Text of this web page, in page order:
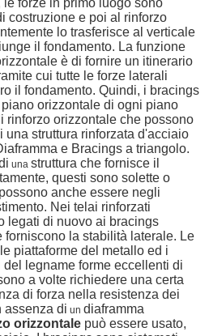
costruzione e poi al rinforzo
lo trasferisce al verticale
il fondamento. La funzione
è di fornire un itinerario
cui tutte le forze laterali
il fondamento. Quindi, i bracings
orizzontale di ogni piano
rinforzo orizzontale che possono
una struttura rinforzata d'acciaio
e Bracings a triangolo.
una struttura che fornisce il
questi sono solette o
anche essere negli
Nei telai rinforzati
legati di nuovo ai bracings
forniscono la stabilità laterale. Le
piattaforme del metallo ed i
legname forme eccellenti di
a volte richiedere una certa
di forza nella resistenza dei
assenza di un diaframma
orizzontale può essere usato,